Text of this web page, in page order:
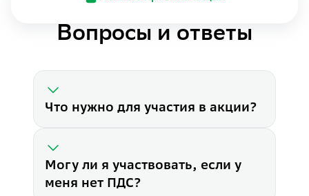
Вопросы и ответы
Что нужно для участия в акции?
Могу ли я участвовать, если у
меня нет ПДС?